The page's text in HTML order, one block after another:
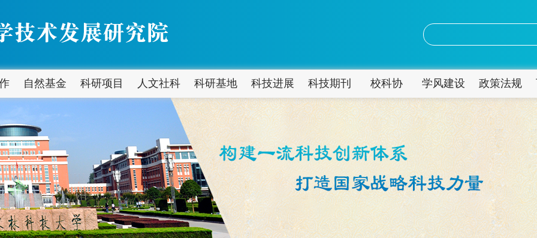
自然基金 科研项目 人文社科 科研基地 科技进展 科技期刊 校科协 学风建设 政策法规